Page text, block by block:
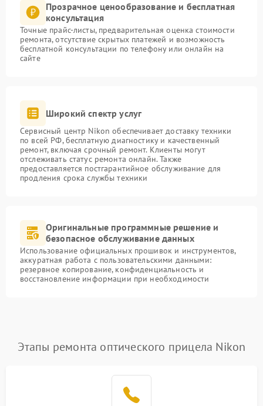
Прозрачное ценообразование и бесплатная
консультация
Точные прайс-листы, предварительная оценка стоимости
ремонта, отсутствие скрытых платежей и возможность
бесплатной консультации по телефону или онлайн на
сайте
Широкий спектр услуг
Сервисный центр Nikon обеспечивает доставку техники
по всей РФ, бесплатную диагностику и качественный
ремонт, включая срочный ремонт. Клиенты могут
отслеживать статус ремонта онлайн. Также
предоставляется постгарантийное обслуживание для
продления срока службы техники
Оригинальные программные решение и
безопасное обслуживание данных
Использование официальных прошивок и инструментов,
аккуратная работа с пользовательскими данными:
резервное копирование, конфиденциальность и
восстановление информации при необходимости
Этапы ремонта оптического прицела Nikon